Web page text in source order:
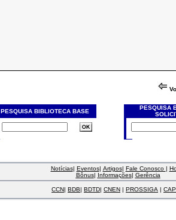
PESQUISA BIBLIOTECA BASE
PESQUISA
Notícias| Eventos| Artigos| Fale Conosco |
Bônus| Informações| Gerência
CCN| BDB| BDTD| CNEN | PROSSIGA |